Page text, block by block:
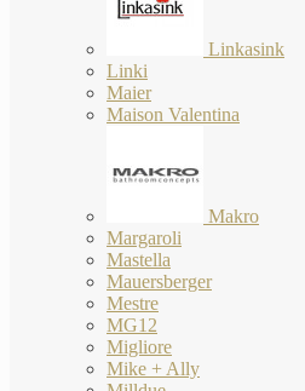
Linkasink
Linki
Maier
Maison Valentina
Makro
Margaroli
Mastella
Mauersberger
Mestre
MG12
Migliore
Mike + Ally